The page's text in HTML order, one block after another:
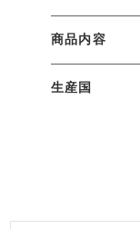
商品内容
生産国